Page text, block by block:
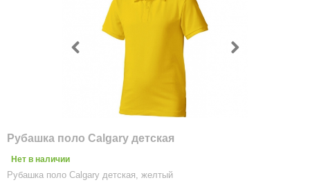
Рубашка поло Calgary детская
Нет в наличии
Рубашка поло Calgary детская, желтый